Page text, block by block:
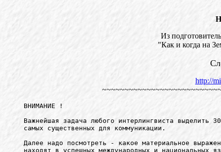
Из
"Как и когда на
http://
ВНИМАНИЕ !
Важнейшая задача любого интерлингвиста выделить
самых существенных для коммуникации.
Далее надо посмотреть - какое материальное
находят в успешных международных и национальных